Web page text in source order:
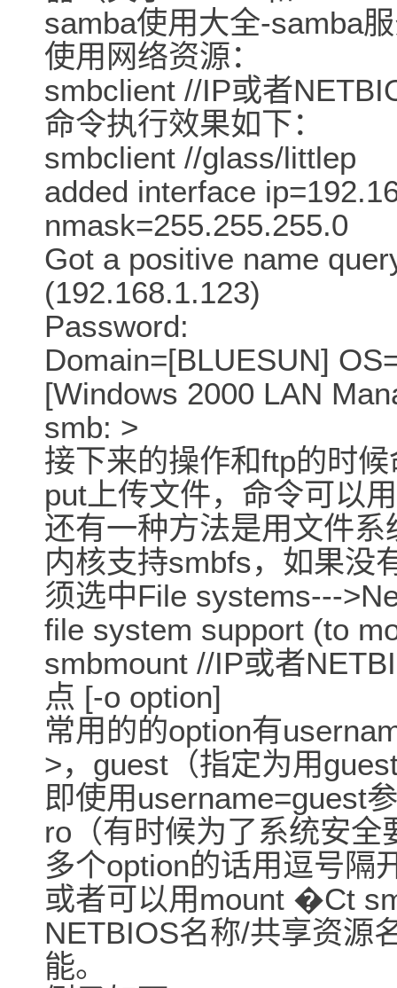
samba使用大全-samba
使用网络资源：
smbclient //IP或者
命令执行效果如下：
smbclient //glass/littlep
added interface
nmask=255.255.255.0
Got a positive name
(192.168.1.123)
Password:
Domain=[BLUESUN]
[Windows 2000 LAN
smb: >
接下来的操作和ftp的时
put上传文件，命令可以
还有一种方法是用文件
内核支持smbfs，如果没
须选中File systems---
file system support (to
smbmount //IP或者
点 [-o option]
常用的的option有
>，guest（指定为用
即使用username=guest
ro（有时候为了系统安
多个option的话用逗号隔
或者可以用mount �Ct
NETBIOS名称/共享资源
能。